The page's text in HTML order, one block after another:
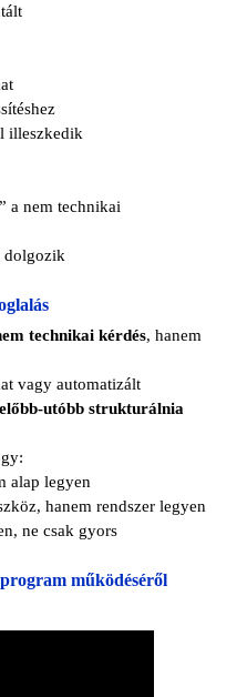
illeszkedik
a nem technikai
dolgozik
technikai kérdés, hanem
vagy automatizált
előbb-utóbb strukturálnia
alap legyen
hanem rendszer legyen
ne csak gyors
működéséről